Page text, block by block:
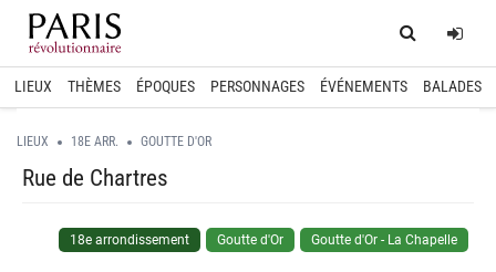
Home
LIEUX THÈMES ÉPOQUES PERSONNAGES ÉVÉNEMENTS BALADES
LIEUX 18E ARR. GOUTTE D'OR
Rue de Chartres
18e arrondissement Goutte d'Or Goutte d'Or - La Chapelle